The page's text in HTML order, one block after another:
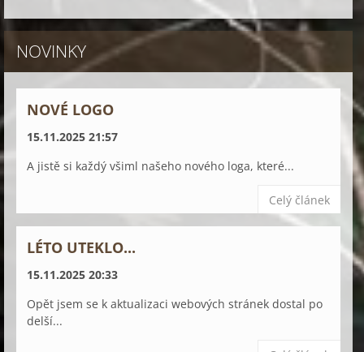
NOVINKY
NOVÉ LOGO
15.11.2025 21:57
A jistě si každý všiml našeho nového loga, které...
Celý článek
LÉTO UTEKLO...
15.11.2025 20:33
Opět jsem se k aktualizaci webových stránek dostal po
delší...